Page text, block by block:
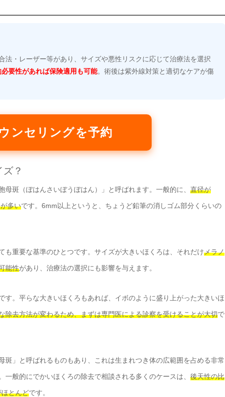
法・レーザー等があり、サイズや悪性リスクに応じて治療法を選択
必要性があれば保険適用も可能。術後は紫外線対策と適切なケアが傷
ンセリングを予約
？
斑（ぼはんさいぼうぼはん）」と呼ばれます。一般的に、 直径が
多いです。6mm以上というと、ちょうど鉛筆の消しゴム部分くらいの
重要な基準のひとつです。サイズが大きいほくろは、それだけメラノ
能性があり、治療法の選択にも影響を与えます。
す。平らな大きいほくろもあれば、イボのように盛り上がった大きいほ
除去方法が変わるため、まずは専門医による診察を受けることが大切で
」と呼ばれるものもあり、これは生まれつき体の広範囲を占める非常
般的にでかいほくろの除去で相談される多くのケースは、 後天性の比
とんどです。